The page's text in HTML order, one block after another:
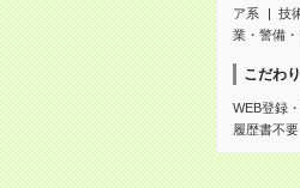
ア系
技
業・警備
こだわ
WEB登録
履歴書不要